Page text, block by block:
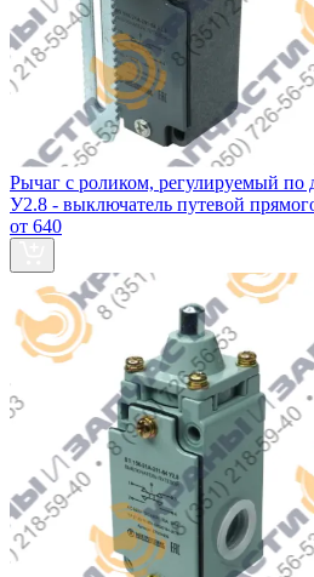
Рычаг с роликом, регулируемый
У2.8 - выключатель путевой
от 640